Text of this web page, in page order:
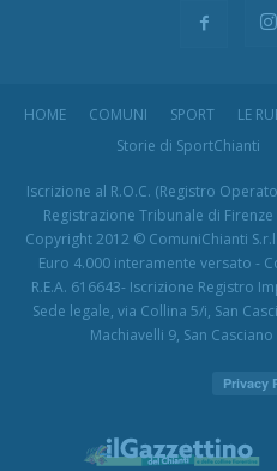
HOME COMUNI SPORT LE
Storie di SportChianti
Iscrizione al R.O.C. (Registro
Registrazione Tribunale di
Copyright 2012 © ComuniChianti
Euro 4.000 interamente versato -
R.E.A. 616643- Iscrizione Registro
Sede legale, via Collina 5/i, San
Machiavelli 9, San